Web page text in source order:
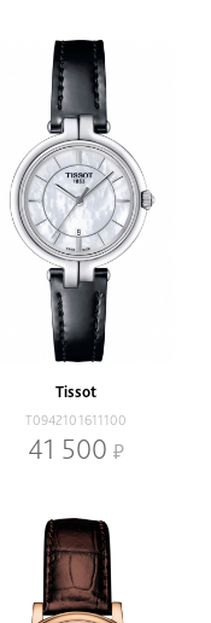
Tissot
T0942101611100
41 500